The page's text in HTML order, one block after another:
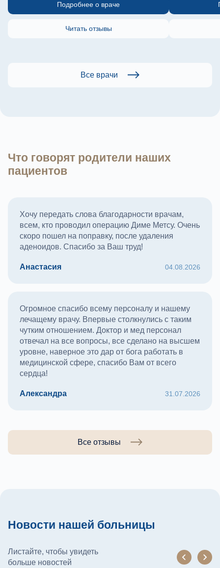
Подробнее о враче
Читать отзывы
Все врачи
Что говорят родители наших
пациентов
Хочу передать слова благодарности врачам,
всем, кто проводил операцию Диме Метсу. Очень
скоро пошел на поправку, после удаления
аденоидов. Спасибо за Ваш труд!
Анастасия 04.08.2026
Огромное спасибо всему персоналу и нашему
лечащему врачу. Впервые столкнулись с таким
чутким отношением. Доктор и мед персонал
отвечал на все вопросы, все сделано на высшем
уровне, наверное это дар от бога работать в
медицинской сфере, спасибо Вам от всего
сердца!
Александра 31.07.2026
Все отзывы
Новости нашей больницы
Листайте, чтобы увидеть
больше новостей